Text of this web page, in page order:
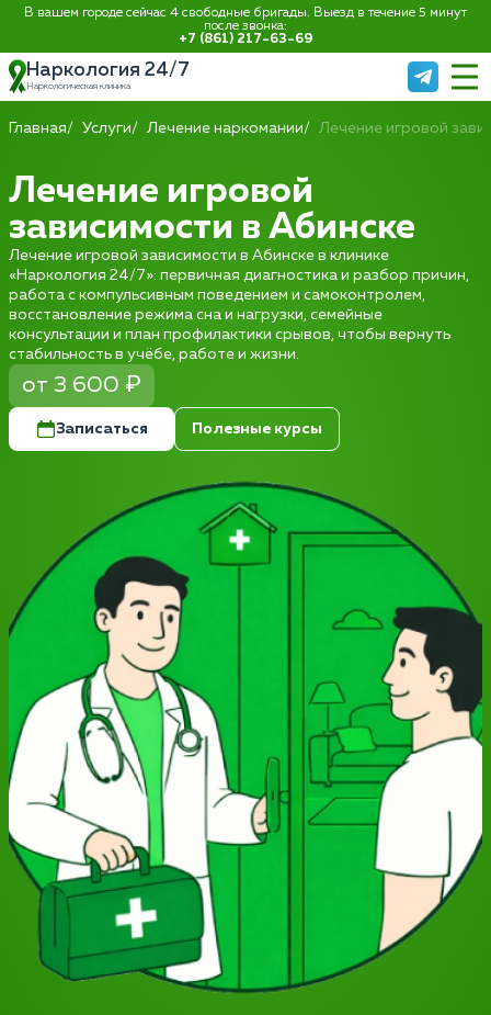
В вашем городе сейчас 4 свободные бригады. Выезд в течение 5 минут
после звонка:
+7 (861) 217-63-69
Наркология 24/7
Наркологическая клиника
Главная Услуги Лечение наркомании Лечение игровой
Лечение игровой
зависимости в Абинске
Лечение игровой зависимости в Абинске в клинике
«Наркология 24/7»: первичная диагностика и разбор причин,
работа с компульсивным поведением и самоконтролем,
восстановление режима сна и нагрузки, семейные
консультации и план профилактики срывов, чтобы вернуть
стабильность в учёбе, работе и жизни.
от 3 600 ₽
Записаться Полезные курсы